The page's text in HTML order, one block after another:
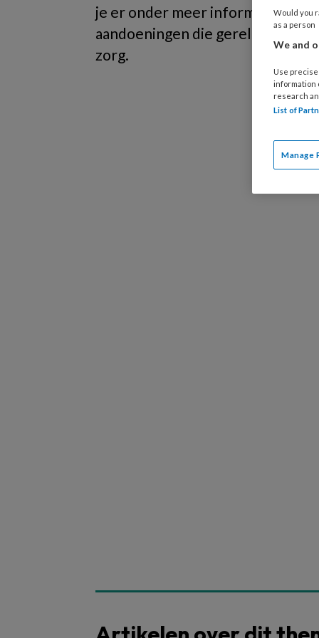
je er onder meer informatie
aandoeningen die gerelateerd
zorg.
Would you
as a person
We and
Use
information
research
List of
Manage